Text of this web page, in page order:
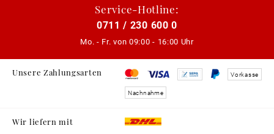
Service-Hotline:
0711 / 230 600 0
Mo. - Fr. von 09:00 - 16:00 Uhr
Unsere Zahlungsarten Vorkasse
Nachnahme
Wir liefern mit